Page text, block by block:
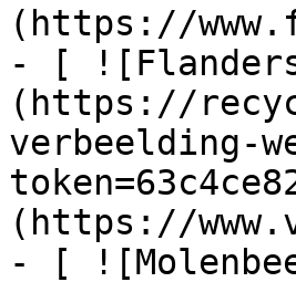
(https://
- [
(https://
verbeelding-
(https://
- [